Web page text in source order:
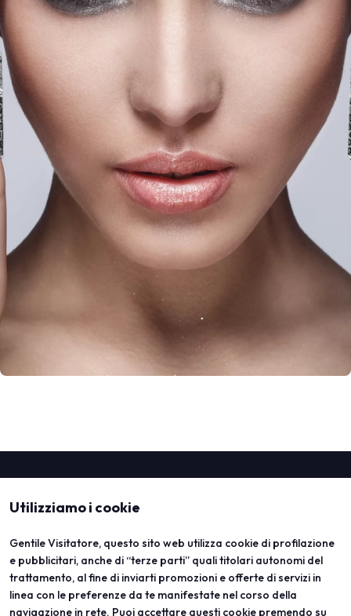
Utilizziamo i cookie
Gentile Visitatore, questo sito web utilizza cookie di profilazione
e pubblicitari, anche di “terze parti” quali titolari autonomi del
trattamento, al fine di inviarti promozioni e offerte di servizi in
linea con le preferenze da te manifestate nel corso della
navigazione in rete. Puoi accettare questi cookie premendo su
ABOUT
Vicenzaoro
VISITA
Registrazione e badge